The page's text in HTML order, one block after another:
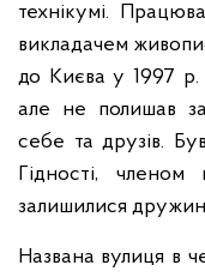
технікумі.
викладачем
до Києва у 1997 р.
але не полишав
себе та друзів.
Гідності,
залишилися
Названа вулиця в